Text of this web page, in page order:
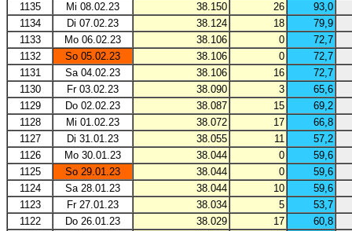
1135
Mi 08.02.23 38.150 26
93,0
1134
Di 07.02.23 38.124 18
79,9
1133
Mo 06.02.23 38.106 0
72,7
1132
So 05.02.23 38.106 0
72,7
1131
Sa 04.02.23 38.106 16
72,7
1130
Fr 03.02.23 38.090 3
65,6
1129
Do 02.02.23 38.087 15
69,2
1128
Mi 01.02.23 38.072 17
66,8
1127
Di 31.01.23 38.055 11
57,2
1126
Mo 30.01.23 38.044 0
59,6
1125
So 29.01.23 38.044 0
59,6
1124
Sa 28.01.23 38.044 10
59,6
1123
Fr 27.01.23 38.034 5
53,7
1122
Do 26.01.23 38.029 17
60,8